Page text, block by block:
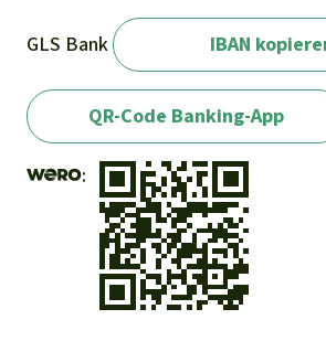
GLS Bank IBAN
QR-Code Banking-App